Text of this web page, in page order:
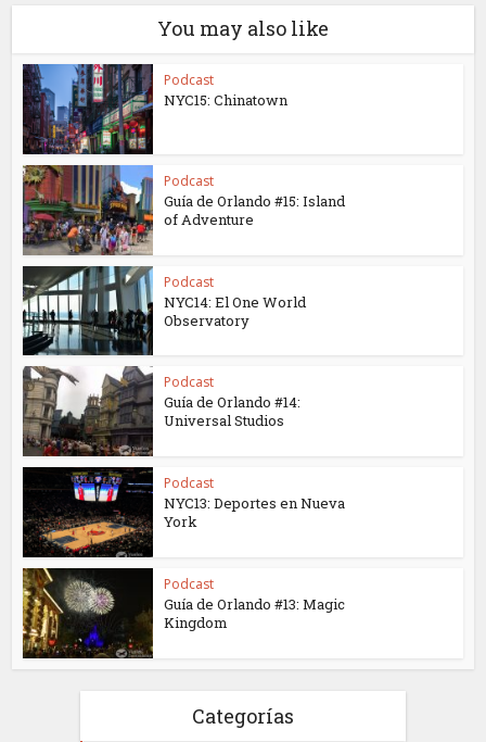
You may also like
Podcast
NYC15: Chinatown
Podcast
Guía de Orlando #15: Island
of Adventure
Podcast
NYC14: El One World
Observatory
Podcast
Guía de Orlando #14:
Universal Studios
Podcast
NYC13: Deportes en Nueva
York
Podcast
Guía de Orlando #13: Magic
Kingdom
Categorías